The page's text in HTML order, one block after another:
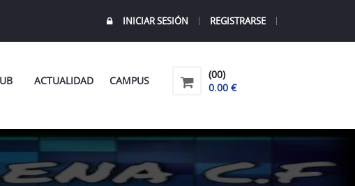
INICIAR SESIÓN REGISTRARSE
ACTUALIDAD CAMPUS
(00)
0.00 €